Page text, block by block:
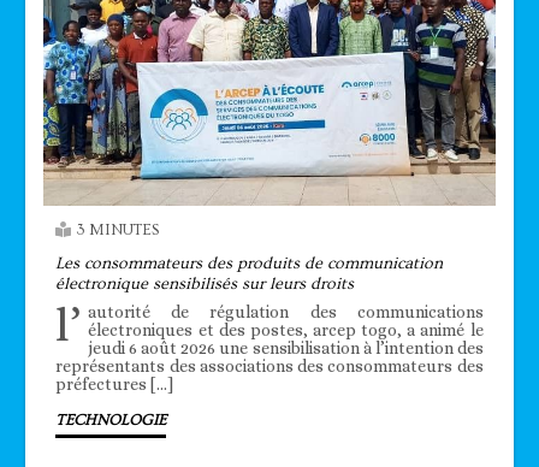
3 MINUTES
Les consommateurs des produits de communication
électronique sensibilisés sur leurs droits
l’ autorité de régulation des communications
électroniques et des postes, arcep togo, a animé le
jeudi 6 août 2026 une sensibilisation à l’intention des
représentants des associations des consommateurs des
préfectures […]
TECHNOLOGIE